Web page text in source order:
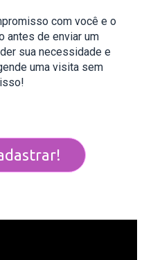
com você e o
antes de enviar um
sua necessidade e
uma visita sem